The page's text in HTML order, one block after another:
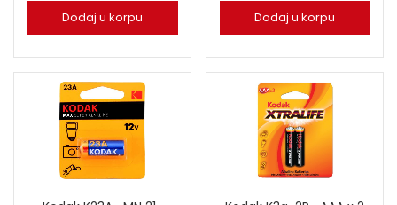
Dodaj u korpu Dodaj u korpu